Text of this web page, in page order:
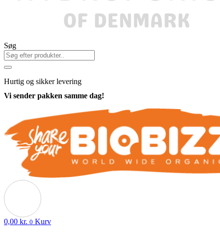
Søg
Hurtig og sikker levering
Vi sender pakken samme dag!
0,00 kr. 0 Kurv